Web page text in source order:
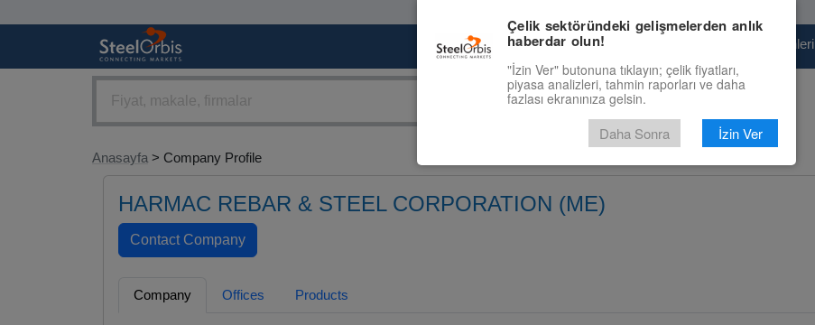
Pazaryeri Fiyat Tahminleri
Anasayfa > Company Profile
HARMAC REBAR & STEEL CORPORATION (ME)
Company Offices Products
Çelik sektöründeki gelişmelerden anlık
haberdar olun!
"İzin Ver" butonuna tıklayın; çelik fiyatları,
piyasa analizleri, tahmin raporları ve daha
fazlası ekranınıza gelsin.
Daha Sonra İzin Ver